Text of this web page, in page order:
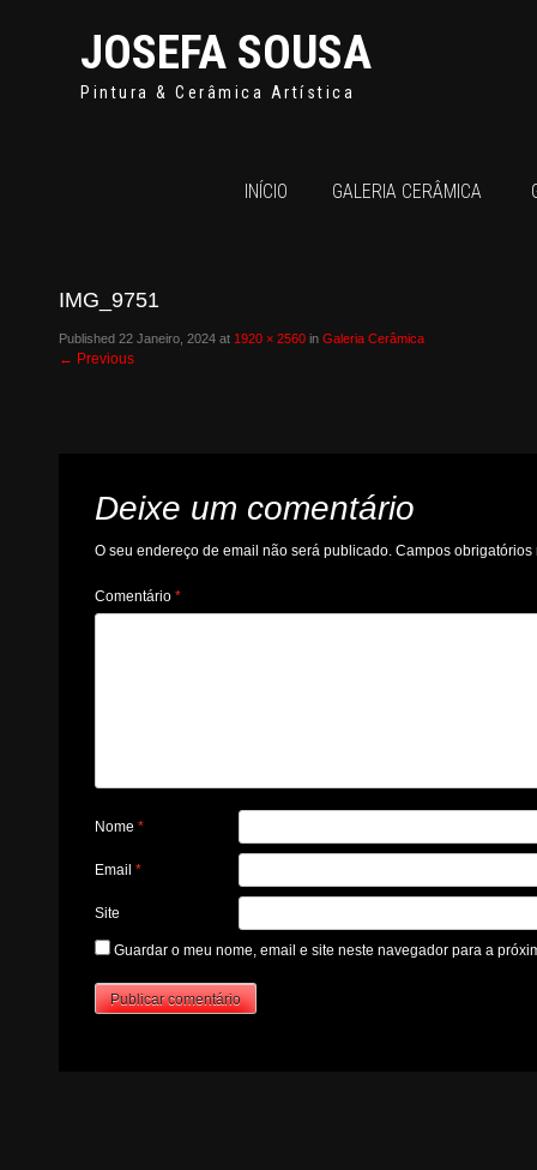
JOSEFA SOUSA
Pintura & Cerâmica Artística
INÍCIO GALERIA CERÂMICA
IMG_9751
Published22 Janeiro, 2024 at 1920 × 2560 inGaleria Cerâmica
← Previous
Deixe um comentário
O seu endereço de email não será publicado. Campos
Comentário*
Nome*
Email*
Site
Guardar o meu nome, email e site neste navegador para a